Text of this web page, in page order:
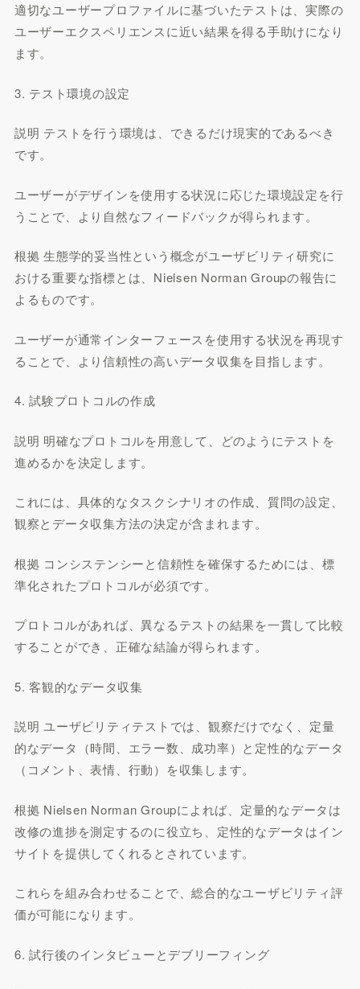
適切なユーザープロファイルに基づいたテストは、実際の
ユーザーエクスペリエンスに近い結果を得る手助けになり
ます。
3. テスト環境の設定
説明 テストを行う環境は、できるだけ現実的であるべき
です。
ユーザーがデザインを使用する状況に応じた環境設定を行
うことで、より自然なフィードバックが得られます。
根拠 生態学的妥当性という概念がユーザビリティ研究に
おける重要な指標とは、Nielsen Norman Groupの報告に
よるものです。
ユーザーが通常インターフェースを使用する状況を再現す
ることで、より信頼性の高いデータ収集を目指します。
4. 試験プロトコルの作成
説明 明確なプロトコルを用意して、どのようにテストを
進めるかを決定します。
これには、具体的なタスクシナリオの作成、質問の設定、
観察とデータ収集方法の決定が含まれます。
根拠 コンシステンシーと信頼性を確保するためには、標
準化されたプロトコルが必須です。
プロトコルがあれば、異なるテストの結果を一貫して比較
することができ、正確な結論が得られます。
5. 客観的なデータ収集
説明 ユーザビリティテストでは、観察だけでなく、定量
的なデータ（時間、エラー数、成功率）と定性的なデータ
（コメント、表情、行動）を収集します。
根拠 Nielsen Norman Groupによれば、定量的なデータは
改修の進捗を測定するのに役立ち、定性的なデータはイン
サイトを提供してくれるとされています。
これらを組み合わせることで、総合的なユーザビリティ評
価が可能になります。
6. 試行後のインタビューとデブリーフィング